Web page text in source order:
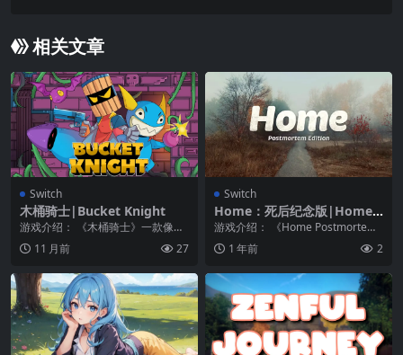
相关文章
Switch
木桶骑士|Bucket Knight
游戏介绍： 《木桶骑士》一款像素
类平台动作角色扮演类游戏。 在游
戏中,你将扮演一...
11 月前 27
Switch
Home：死后纪念版|Home:
Postmortem Edition
游戏介绍： 《Home Postmortem
Edition》是一款充满压迫感与...
1 年前 2